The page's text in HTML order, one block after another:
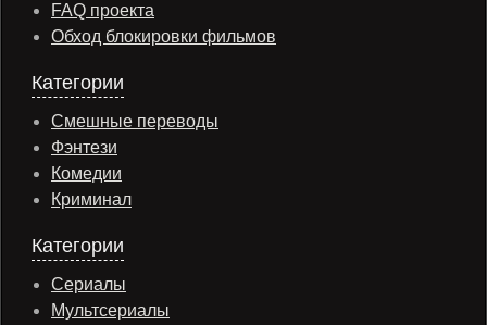
FAQ проекта
Обход блокировки фильмов
Категории
Смешные переводы
Фэнтези
Комедии
Криминал
Категории
Сериалы
Мультсериалы